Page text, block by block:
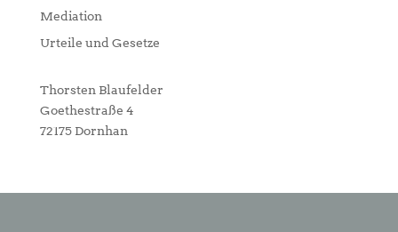
Mediation
Urteile und Gesetze
Thorsten Blaufelder
Goethestraße 4
72175 Dornhan